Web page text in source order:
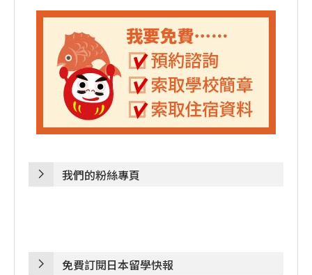
我們的粉絲專頁
免費訂閱日本留學快報